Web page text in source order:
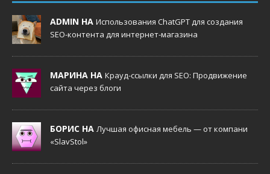
ADMIN НА Использования ChatGPT для создания
SEO-контента для интернет-магазина
МАРИНА НА Крауд-ссылки для SEO: Продвижение
сайта через блоги
БОРИС НА Лучшая офисная мебель — от компани
«SlavStol»